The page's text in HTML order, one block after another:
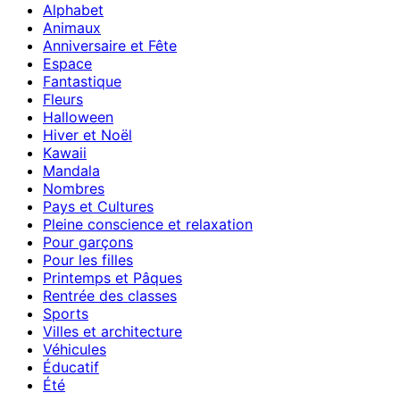
Alphabet
Animaux
Anniversaire et Fête
Espace
Fantastique
Fleurs
Halloween
Hiver et Noël
Kawaii
Mandala
Nombres
Pays et Cultures
Pleine conscience et relaxation
Pour garçons
Pour les filles
Printemps et Pâques
Rentrée des classes
Sports
Villes et architecture
Véhicules
Éducatif
Été